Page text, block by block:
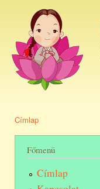
Címlap
Főmenü
Címlap